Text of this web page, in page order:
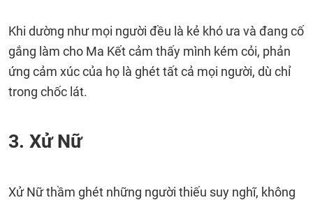
Khi dường như mọi người đều là kẻ khó ưa và đang cố
gắng làm cho Ma Kết cảm thấy mình kém cỏi, phản
ứng cảm xúc của họ là ghét tất cả mọi người, dù chỉ
trong chốc lát.
3. Xử Nữ
Xử Nữ thầm ghét những người thiếu suy nghĩ, không